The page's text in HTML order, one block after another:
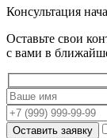
Консультация
Оставьте свои
с вами в